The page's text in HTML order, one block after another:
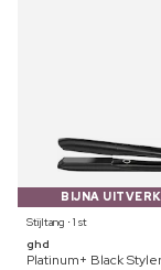
BIJNA
Stijltang ⋅ 1 st
ghd
Platinum+ Black Styler